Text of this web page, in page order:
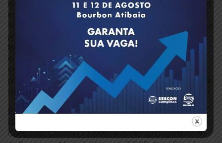
transparência e agilidade nos processos de malha fiscal e
restituição, medidas para reduzir fraudes relacionadas ao
Simples Nacional e ações de orientação sobre CBS, IBS e
programas de conformidade, como o Sintonia. Também
foram discutidas estratégias para ampliar a integração
entre entidades, Receita Federal, universidades e
instituições parceiras, fortalecendo a capacitação de
profissionais e empresários diante das mudanças do novo
sistema tributário.
Participaram ainda da reunião a conselheira do CRCSP,
Gisleise Nogueira de Aguiar; a presidente do Sescon
Campinas, Claudia Di Fonzo; o diretor do Departamento